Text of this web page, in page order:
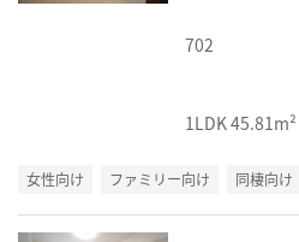
702
1LDK45.81m²
女性向け ファミリー向け 同棲向け